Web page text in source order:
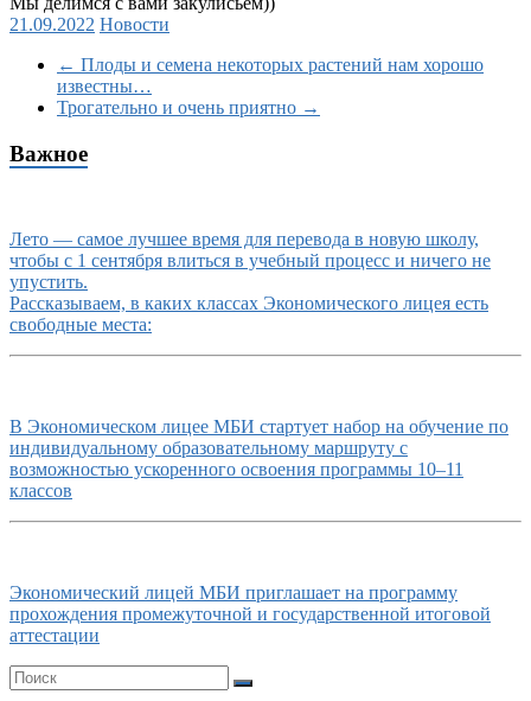
21.09.2022 Новости
← Плоды и семена некоторых растений нам хорошо
известны…
Трогательно и очень приятно →
Важное
Лето — самое лучшее время для перевода в новую школу,
чтобы с 1 сентября влиться в учебный процесс и ничего не
упустить.
Рассказываем, в каких классах Экономического лицея есть
свободные места:
В Экономическом лицее МБИ стартует набор на обучение по
индивидуальному образовательному маршруту с
возможностью ускоренного освоения программы 10–11
классов
Экономический лицей МБИ приглашает на программу
прохождения промежуточной и государственной итоговой
аттестации